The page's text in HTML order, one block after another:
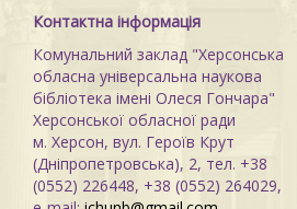
Контактна інформація
Комунальний заклад "Херсонська
обласна універсальна наукова
бібліотека імені Олеся Гончара"
Херсонської обласної ради
м. Херсон, вул. Героїв Крут
(Дніпропетровська), 2, тел. +38
(0552) 226448, +38 (0552) 264029,